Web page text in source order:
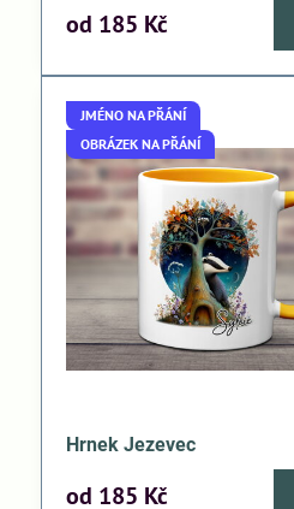
od 185 Kč
JMÉNO NA PŘÁNÍ
OBRÁZEK NA PŘÁNÍ
Hrnek Jezevec
od 185 Kč